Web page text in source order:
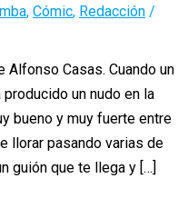
, Cómic, Redacción /
Casas. Cuando un
un nudo en la
bueno y muy fuerte entre
llorar pasando varias de
guión que te llega y […]